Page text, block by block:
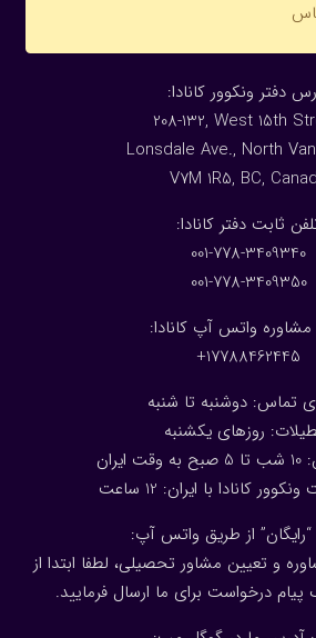
دفتر ونکوور کانادا
208-132, West 15th
Lonsdale Ave., North
V7M 1R5, BC,
ثابت دفتر کانادا
001-778-3409340
001-778-3409350
مشاوره واتس آپ کانادا:
17788462445+
تماس: دوشنبه تا شنبه
روزهای یکشنبه
کانادا با ایران: 1 2 ساعت
از طریق واتس آپ:
و تعیین مشاور تحصیلی، لطفا ابتدا از
درخواست برای ما ارسال فرمایید.